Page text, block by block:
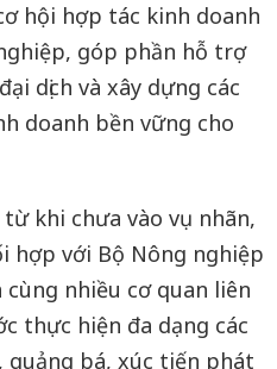
hội hợp tác kinh doanh
góp phần hỗ trợ
dịch và xây dựng các
doanh bền vững cho
khi chưa vào vụ nhãn,
hợp với Bộ Nông nghiệp
nhiều cơ quan liên
thực hiện đa dạng các
bá, xúc tiến phát